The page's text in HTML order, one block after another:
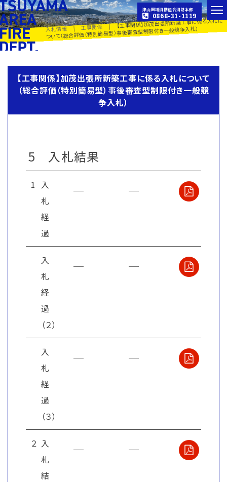
津山圏域消防組合消防本部
0868-31-1119
入札情報 | 工事関係 | 【工事関係】加茂出張所新築工事に係る入札に
ついて（総合評価（特別簡易型）事後審査型制限付き一般競争入札）
【工事関係】加茂出張所新築工事に係る入札について
（総合評価（特別簡易型）事後審査型制限付き一般競
争入札）
5 入札結果
1 入
札
経
過
入
札
経
過
（２）
入
札
経
過
（３）
２ 入
札
結